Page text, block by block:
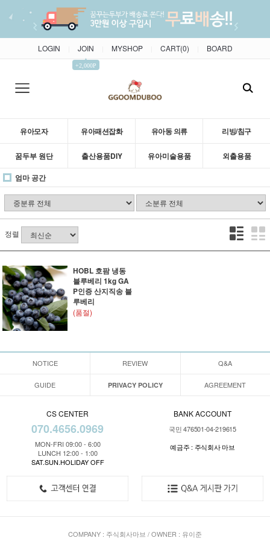
LOGIN JOIN
▲
+2,000P
MYSHOP CART(0) BOARD
유아모자 유아패션잡화 유아동 의류 리빙/침구
꿈두부 원단 출산용품DIY 유아미술용품
외출용품
엄마 공간
정렬
HOBL 호팜 냉동
블루베리 1kg GA
P인증 산지직송 블
루베리
(품절)
NOTICE REVIEW Q&A
GUIDE PRIVACY POLICY AGREEMENT
CS CENTER
070.4656.0969
MON-FRI 09:00 - 6:00
LUNCH 12:00 - 1:00
SAT.SUN.HOLIDAY OFF
BANK ACCOUNT
국민 476501-04-219615
예금주 : 주식회사 마브
COMPANY : 주식회사마브 / OWNER : 유이준